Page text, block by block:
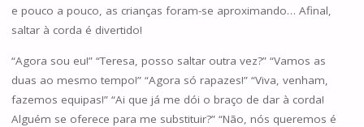
e pouco a pouco, as crianças foram-se aproximando… Afinal,
saltar à corda é divertido!
“Agora sou eu!” “Teresa, posso saltar outra vez?” “Vamos as
duas ao mesmo tempo!” “Agora só rapazes!” “Viva, venham,
fazemos equipas!” “Ai que já me dói o braço de dar à corda!
Alguém se oferece para me substituir?” “Não, nós queremos é